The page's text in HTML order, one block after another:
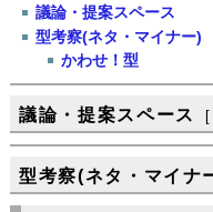
議論・提案スペース
型考察(ネタ・マイナー)
かわせ！型
議論・提案スペース [
型考察(ネタ・マイナ